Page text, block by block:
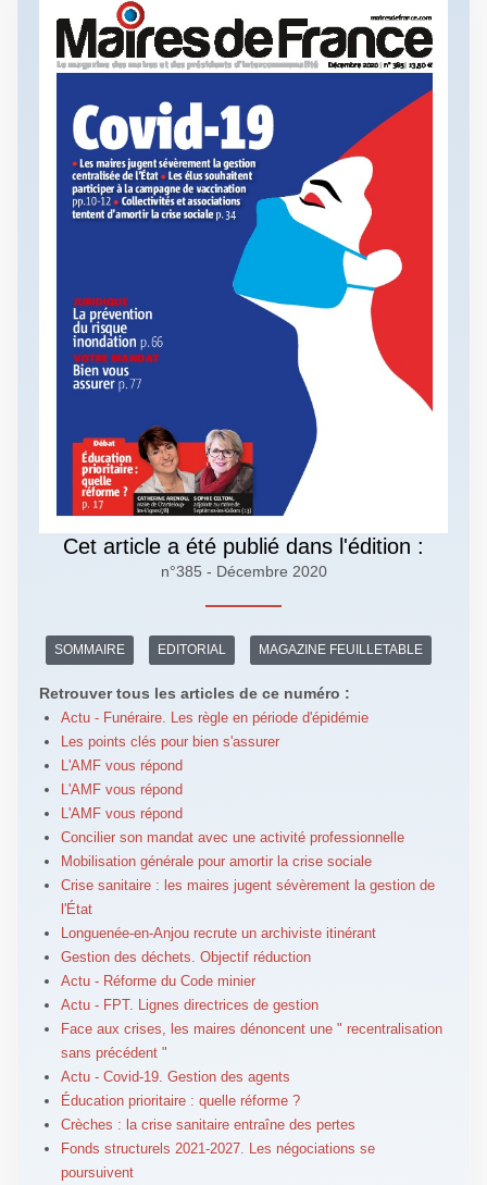
Cet article a été publié dans l'édition :
n°385 - Décembre 2020
SOMMAIRE EDITORIAL MAGAZINE FEUILLETABLE
Retrouver tous les articles de ce numéro :
Actu - Funéraire. Les règle en période d'épidémie
Les points clés pour bien s'assurer
L'AMF vous répond
L'AMF vous répond
L'AMF vous répond
Concilier son mandat avec une activité professionnelle
Mobilisation générale pour amortir la crise sociale
Crise sanitaire : les maires jugent sévèrement la gestion de
l'État
Longuenée-en-Anjou recrute un archiviste itinérant
Gestion des déchets. Objectif réduction
Actu - Réforme du Code minier
Actu - FPT. Lignes directrices de gestion
Face aux crises, les maires dénoncent une " recentralisation
sans précédent "
Actu - Covid-19. Gestion des agents
Éducation prioritaire : quelle réforme ?
Crèches : la crise sanitaire entraîne des pertes
Fonds structurels 2021-2027. Les négociations se
poursuivent